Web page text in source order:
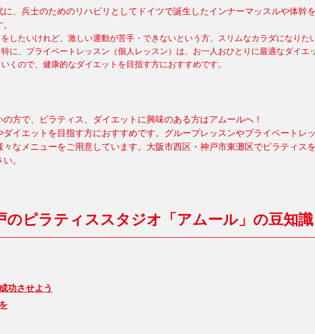
、兵士のためのリハビリとしてドイツで誕生したインナーマッスルや体幹
したいけれど、激しい運動が苦手・できないという方、スリムなカラダになりた
に、プライベートレッスン（個人レッスン）は、お一人おひとりに最適なダイエ
くので、健康的なダイエットを目指す方におすすめです。
方で、ピラティス、ダイエットに興味のある方はアムールへ！
イエットを目指す方におすすめです。グループレッスンやプライベートレッ
なメニューをご用意しています。大阪市西区・神戸市東灘区でピラティス
。
のピラティススタジオ「アムール」の豆知識
功させよう